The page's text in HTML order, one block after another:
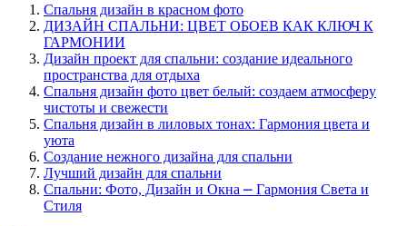
Спальня дизайн в красном фото
ДИЗАЙН СПАЛЬНИ: ЦВЕТ ОБОЕВ КАК КЛЮЧ К
ГАРМОНИИ
Дизайн проект для спальни: создание идеального
пространства для отдыха
Спальня дизайн фото цвет белый: создаем атмосферу
чистоты и свежести
Спальня дизайн в лиловых тонах: Гармония цвета и
уюта
Создание нежного дизайна для спальни
Лучший дизайн для спальни
Спальни: Фото, Дизайн и Окна ⎼ Гармония Света и
Стиля